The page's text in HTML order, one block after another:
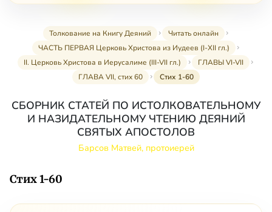
Толкование на Книгу Деяний
Читать онлайн
ЧАСТЬ ПЕРВАЯ Церковь Христова из Иудеев (I-XII гл.)
II. Церковь Христова в Иерусалиме (III-VII гл.)
ГЛАВЫ VI-VII
ГЛАВА VII, стих 60
Стих 1-60
СБОРНИК СТАТЕЙ ПО ИСТОЛКОВАТЕЛЬНОМУ
И НАЗИДАТЕЛЬНОМУ ЧТЕНИЮ ДЕЯНИЙ
СВЯТЫХ АПОСТОЛОВ
Барсов Матвей, протоиерей
Стих 1-60